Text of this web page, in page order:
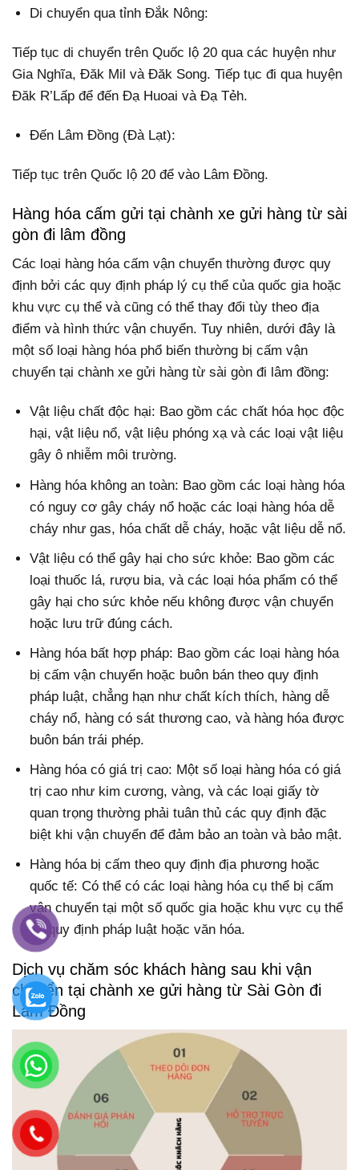
Di chuyển qua tỉnh Đắk Nông:
Tiếp tục di chuyển trên Quốc lộ 20 qua các huyện như
Gia Nghĩa, Đăk Mil và Đăk Song. Tiếp tục đi qua huyện
Đăk R’Lấp để đến Đạ Huoai và Đạ Tẻh.
Đến Lâm Đồng (Đà Lạt):
Tiếp tục trên Quốc lộ 20 để vào Lâm Đồng.
Hàng hóa cấm gửi tại chành xe gửi hàng từ sài
gòn đi lâm đồng
Các loại hàng hóa cấm vận chuyển thường được quy
định bởi các quy định pháp lý cụ thể của quốc gia hoặc
khu vực cụ thể và cũng có thể thay đổi tùy theo địa
điểm và hình thức vận chuyển. Tuy nhiên, dưới đây là
một số loại hàng hóa phổ biến thường bị cấm vận
chuyển tại chành xe gửi hàng từ sài gòn đi lâm đồng:
Vật liệu chất độc hại: Bao gồm các chất hóa học độc
hại, vật liệu nổ, vật liệu phóng xạ và các loại vật liệu
gây ô nhiễm môi trường.
Hàng hóa không an toàn: Bao gồm các loại hàng hóa
có nguy cơ gây cháy nổ hoặc các loại hàng hóa dễ
cháy như gas, hóa chất dễ cháy, hoặc vật liệu dễ nổ.
Vật liệu có thể gây hại cho sức khỏe: Bao gồm các
loại thuốc lá, rượu bia, và các loại hóa phẩm có thể
gây hại cho sức khỏe nếu không được vận chuyển
hoặc lưu trữ đúng cách.
Hàng hóa bất hợp pháp: Bao gồm các loại hàng hóa
bị cấm vận chuyển hoặc buôn bán theo quy định
pháp luật, chẳng hạn như chất kích thích, hàng dễ
cháy nổ, hàng có sát thương cao, và hàng hóa được
buôn bán trái phép.
Hàng hóa có giá trị cao: Một số loại hàng hóa có giá
trị cao như kim cương, vàng, và các loại giấy tờ
quan trọng thường phải tuân thủ các quy định đặc
biệt khi vận chuyển để đảm bảo an toàn và bảo mật.
Hàng hóa bị cấm theo quy định địa phương hoặc
quốc tế: Có thể có các loại hàng hóa cụ thể bị cấm
vận chuyển tại một số quốc gia hoặc khu vực cụ thể
do quy định pháp luật hoặc văn hóa.
Dịch vụ chăm sóc khách hàng sau khi vận
chuyển tại chành xe gửi hàng từ Sài Gòn đi
Lâm Đồng